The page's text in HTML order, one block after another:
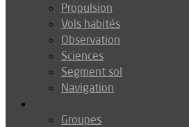
Propulsion
Vols habités
Observation
Sciences
Segment sol
Navigation
Groupes